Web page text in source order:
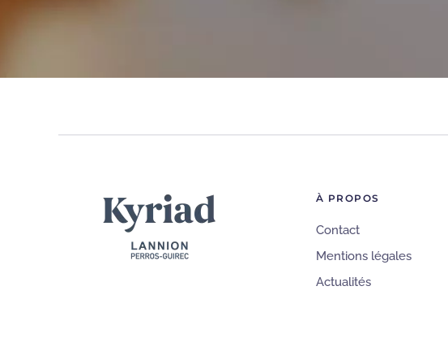
À PROPOS
Contact
Mentions légales
Actualités